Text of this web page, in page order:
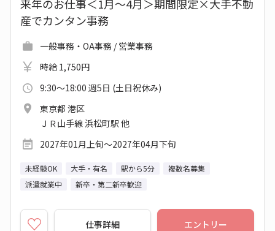
来年のお仕事＜1月～4月＞期間限定×大手不動
産でカンタン事務
一般事務・OA事務 / 営業事務
時給 1,750円
9:30～18:00 週5日 (土日祝休み)
東京都 港区
ＪＲ山手線 浜松町駅 他
2027年01月上旬～2027年04月下旬
未経験OK 大手・有名 駅から5分
複数名募集
派遣就業中
新卒・第二新卒歓迎
仕事詳細 エントリー